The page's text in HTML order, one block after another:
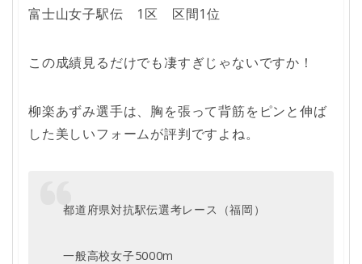
富士山女子駅伝 1区 区間1位
この成績見るだけでも凄すぎじゃないですか！
柳楽あずみ選手は、胸を張って背筋をピンと伸ば
した美しいフォームが評判ですよね。
都道府県対抗駅伝選考レース（福岡）
一般高校女子5000m